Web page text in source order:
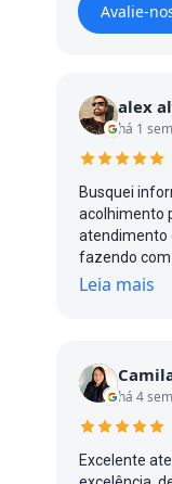
Avalie-
alex
há 1
Busquei
acolhimento
atendimento
fazendo com
sido
Leia mais
há 4
Excelente